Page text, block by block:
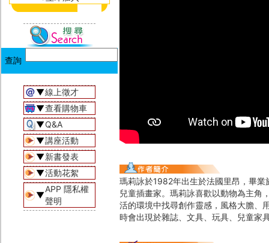
▼線上徵才
▼查看購物車
▼Q&A
▼講座活動
▼新書發表
▼活動花絮
▼
APP 隱私權
聲明
瑪莉詠於1982年出生於法國里昂，畢
兒童插畫家。瑪莉詠喜歡以動物為主角
活的環境中找尋創作靈感，風格大膽、
時會出現於雜誌、文具、玩具、兒童家